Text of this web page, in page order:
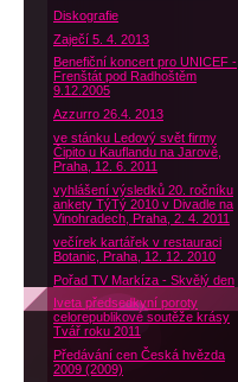
Diskografie
Zaječí 5. 4. 2013
Benefiční koncert pro UNICEF -
Frenštát pod Radhoštěm
9.12.2005
Azzurro 26.4. 2013
ve stánku Ledový svět firmy
Čipito u Kauflandu na Jarově,
Praha, 12. 6. 2011
vyhlášení výsledků 20. ročníku
ankety TýTý 2010 v Divadle na
Vinohradech, Praha, 2. 4. 2011
večírek kartářek v restauraci
Botanic, Praha, 12. 12. 2010
Pořad TV Markíza - Skvělý den
Iveta předsedkyní poroty
celorepublikové soutěže krásy
Tvář roku 2011
Předávání cen Česká hvězda
2009 (2009)